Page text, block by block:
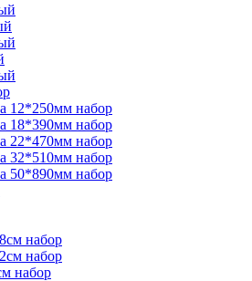
12*250мм набор
18*390мм набор
22*470мм набор
32*510мм набор
50*890мм набор
набор
набор
набор